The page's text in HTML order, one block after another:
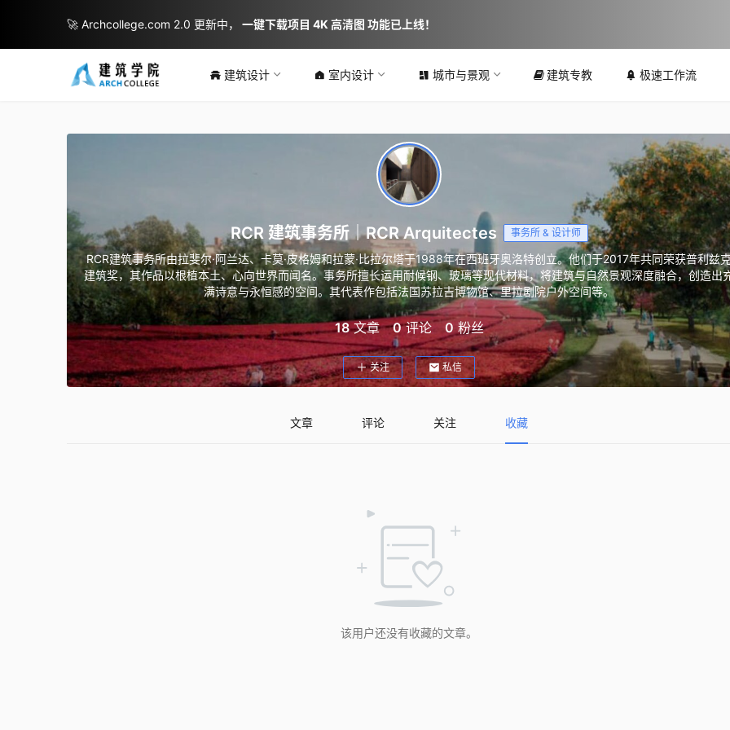
建筑设计 室内设计 城市与景观 建筑专教 极速工作流
RCR 建筑事务所｜RCR Arquitectes 事务所 & 设计师
RCR建筑事务所由拉斐尔·阿兰达、卡莫·皮格姆和拉蒙·比拉尔塔于1988年在西班牙奥洛特创立。他们于2017年共同荣获普利兹
建筑奖，其作品以根植本土、心向世界而闻名。事务所擅长运用耐候钢、玻璃等现代材料，将建筑与自然景观深度融合，创造出
满诗意与永恒感的空间。其代表作包括法国苏拉吉博物馆、里拉剧院户外空间等。
18 文章 0 评论 0 粉丝
关注 私信
文章 评论 关注 收藏
该用户还没有收藏的文章。
🚀 Archcollege.com 2.0 更新中， 一键下载项目 4K 高清图 功能已上线！